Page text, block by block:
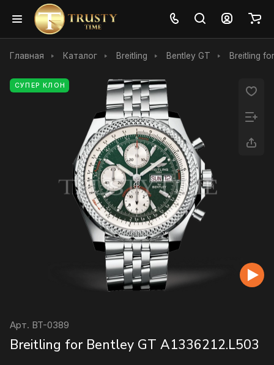
Главная Каталог Breitling Bentley GT Breitling
СУПЕР КЛОН
Арт. BT-0389
Breitling for Bentley GT A1336212.L503